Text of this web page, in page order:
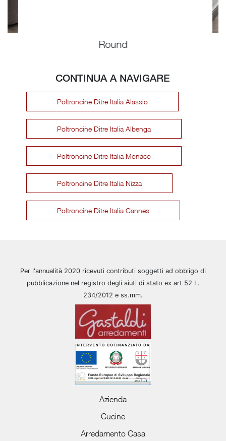
Round
CONTINUA A NAVIGARE
Poltroncine Ditre Italia Alassio
Poltroncine Ditre Italia Albenga
Poltroncine Ditre Italia Monaco
Poltroncine Ditre Italia Nizza
Poltroncine Ditre Italia Cannes
Per l'annualità 2020 ricevuti contributi soggetti ad obbligo di
pubblicazione nel registro degli aiuti di stato ex art 52 L.
234/2012 e ss.mm.
Azienda
Cucine
Arredamento Casa